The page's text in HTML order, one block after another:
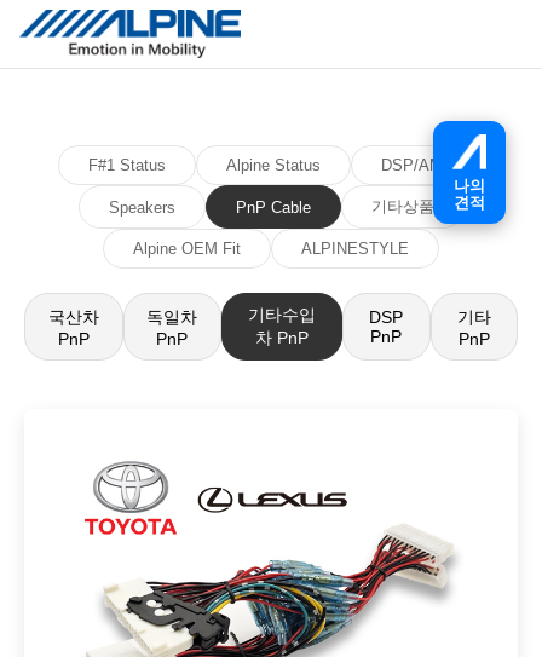
F#1 Status Alpine Status DSP/AMP
Speakers PnP Cable 기타상품
Alpine OEM Fit ALPINESTYLE
국산차
PnP
독일차
PnP
기타수입
차 PnP
DSP
PnP
기타
PnP
나의
견적